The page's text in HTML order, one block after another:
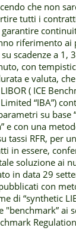
che non
tutti i
garantire
riferimento ai
su scadenze a 1,
con
e valuta,
( ICE
“IBA”)
su base
e con una
tassi RFR, per
in essere,
soluzione ai
in data 29
con
di “synthetic
"benchmark” ai